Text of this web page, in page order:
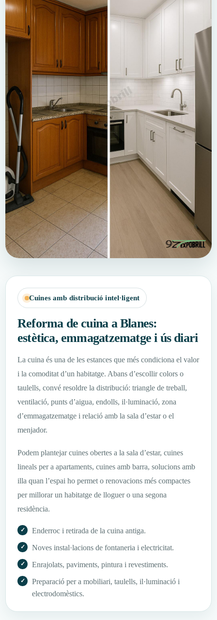
Cuines amb distribució intel·ligent
Reforma de cuina a Blanes:
estètica, emmagatzematge i ús diari
La cuina és una de les estances que més condiciona el valor
i la comoditat d’un habitatge. Abans d’escollir colors o
taulells, convé resoldre la distribució: triangle de treball,
ventilació, punts d’aigua, endolls, il·luminació, zona
d’emmagatzematge i relació amb la sala d’estar o el
menjador.
Podem plantejar cuines obertes a la sala d’estar, cuines
lineals per a apartaments, cuines amb barra, solucions amb
illa quan l’espai ho permet o renovacions més compactes
per millorar un habitatge de lloguer o una segona
residència.
Enderroc i retirada de la cuina antiga.
Noves instal·lacions de fontaneria i electricitat.
Enrajolats, paviments, pintura i revestiments.
Preparació per a mobiliari, taulells, il·luminació i
electrodomèstics.